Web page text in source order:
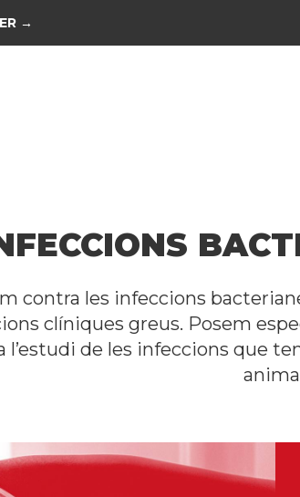
→
contra les infeccions
clíniques greus. Posem
de les infeccions que